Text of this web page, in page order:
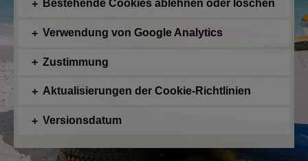
Bestehende Cookies ablehnen oder löschen
Verwendung von Google Analytics
Zustimmung
Aktualisierungen der Cookie-Richtlinien
Versionsdatum